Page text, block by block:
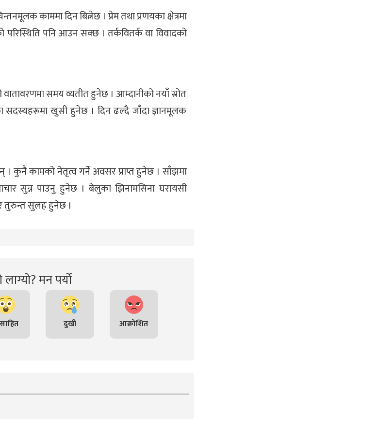
काममा दिन बित्नेछ । प्रेम तथा प्रणयका क्षेत्रमा
परिस्थिति पनि आउन सक्छ । तर्कवितर्क वा विवादको
समय व्यतीत हुनेछ । आम्दानीको नयाँ स्रोत
सदस्यहरूमा खुसी हुनेछ । दिन ढल्दै जाँदा ज्ञानमूलक
कुनै कामको नेतृत्व गर्ने अवसर प्राप्त हुनेछ । साँझमा
सुन्न पाउनु हुनेछ । बेलुका झिनामसिना घरायसी
तुरुन्त सुलह हुनेछ ।
मन पर्यो
दुखी आक्रोशित